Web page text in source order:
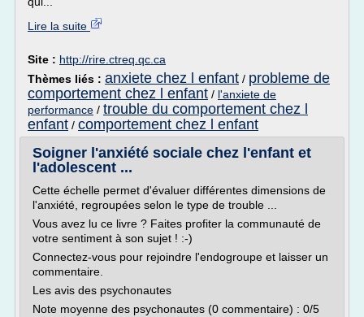
Lire la suite
Site : http://rire.ctreq.qc.ca
Thèmes liés : anxiete chez l enfant / probleme de
comportement chez l enfant / l'anxiete de
performance / trouble du comportement chez l
enfant / comportement chez l enfant
Soigner l'anxiété sociale chez l'enfant et
l'adolescent ...
Cette échelle permet d'évaluer différentes dimensions de
l'anxiété, regroupées selon le type de trouble ...
Vous avez lu ce livre ? Faites profiter la communauté de
votre sentiment à son sujet ! :-)
Connectez-vous pour rejoindre l'endogroupe et laisser un
commentaire.
Les avis des psychonautes
Note moyenne des psychonautes (0 commentaire) : 0/5